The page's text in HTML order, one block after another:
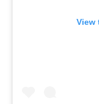
View